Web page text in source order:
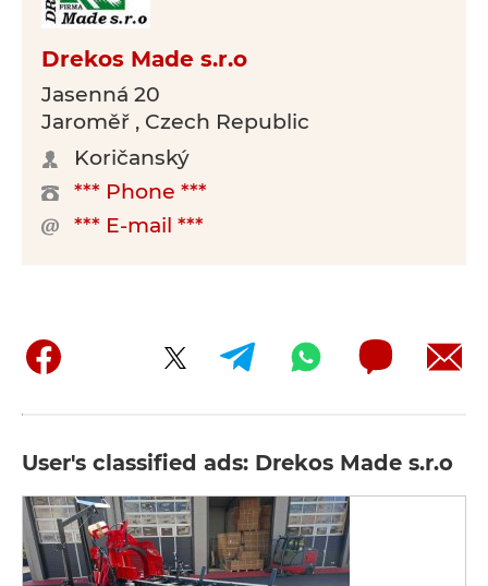
Drekos Made s.r.o
Jasenná 20
Jaroměř , Czech Republic
Koričanský
*** Phone ***
*** E-mail ***
User's classified ads: Drekos Made s.r.o